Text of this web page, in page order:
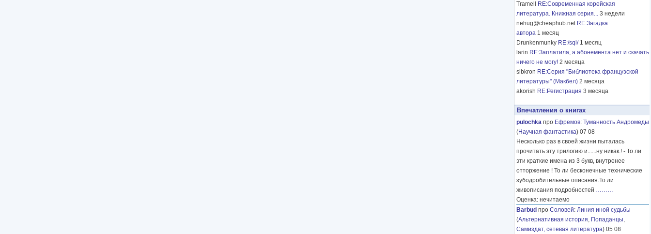
Tramell
RE:Современная корейская
литература. Книжная серия... 3 недели
nehug@cheaphub.net RE:Загадка
автора 1 месяц
Drunkenmunky RE:/sql/ 1 месяц
larin RE:Заплатила, а абонемента нет и скачать
ничего не могу! 2 месяца
sibkron RE:Серия "Библиотека французской
литературы" (Макбел) 2 месяца
akorish RE:Регистрация 3 месяца
Впечатления о книгах
pulochka про Ефремов: Туманность Андромеды
(Научная фантастика) 07 08
Несколько раз в своей жизни пыталась
прочитать эту трилогию и......ну никак.! - То ли
эти краткие имена из 3 букв, внутренее
отторжение ! То ли бесконечные технические
зубодробительные описания.То ли
живописания подробностей ………
Оценка: нечитаемо
Barbud про Соловей: Линия иной судьбы
(Альтернативная история, Попаданцы,
Самиздат, сетевая литература) 05 08